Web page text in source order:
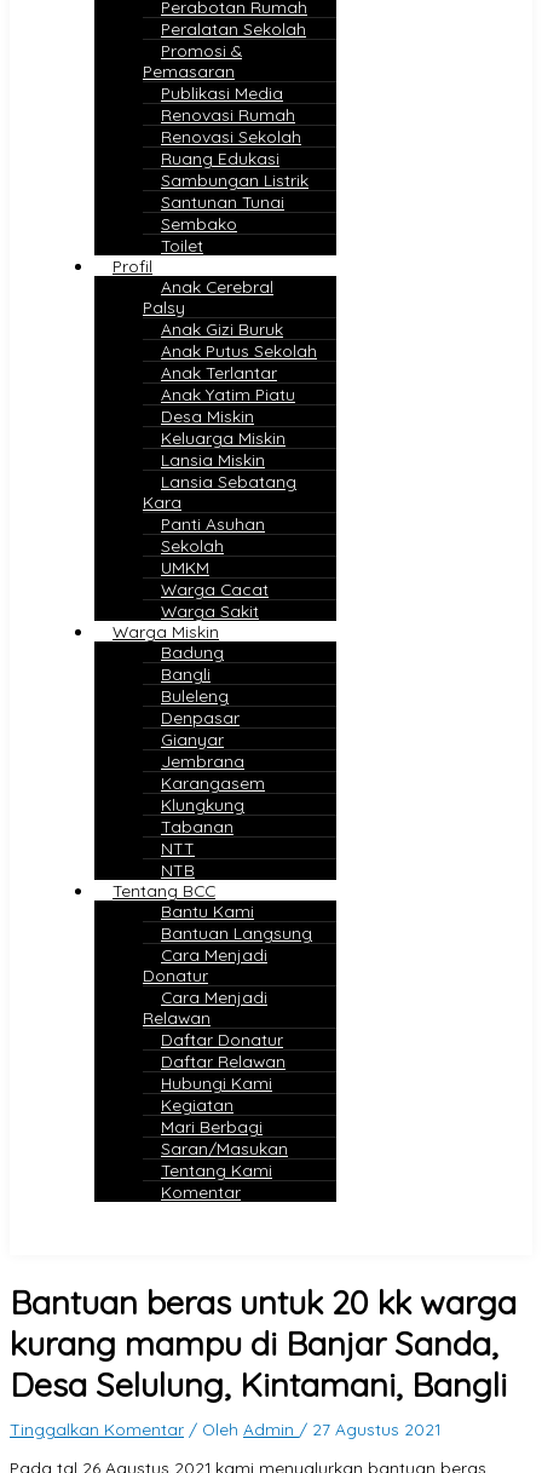
Perabotan Rumah
Peralatan Sekolah
Promosi &
Pemasaran
Publikasi Media
Renovasi Rumah
Renovasi Sekolah
Ruang Edukasi
Sambungan Listrik
Santunan Tunai
Sembako
Toilet
Profil
Anak Cerebral
Palsy
Anak Gizi Buruk
Anak Putus Sekolah
Anak Terlantar
Anak Yatim Piatu
Desa Miskin
Keluarga Miskin
Lansia Miskin
Lansia Sebatang
Kara
Panti Asuhan
Sekolah
UMKM
Warga Cacat
Warga Sakit
Warga Miskin
Badung
Bangli
Buleleng
Denpasar
Gianyar
Jembrana
Karangasem
Klungkung
Tabanan
NTT
NTB
Tentang BCC
Bantu Kami
Bantuan Langsung
Cara Menjadi
Donatur
Cara Menjadi
Relawan
Daftar Donatur
Daftar Relawan
Hubungi Kami
Kegiatan
Mari Berbagi
Saran/Masukan
Tentang Kami
Komentar
Bantuan beras untuk 20 kk warga
kurang mampu di Banjar Sanda,
Desa Selulung, Kintamani, Bangli
Tinggalkan Komentar / Oleh Admin / 27 Agustus 2021
Pada tgl 26 Agustus 2021 kami menyalurkan bantuan beras